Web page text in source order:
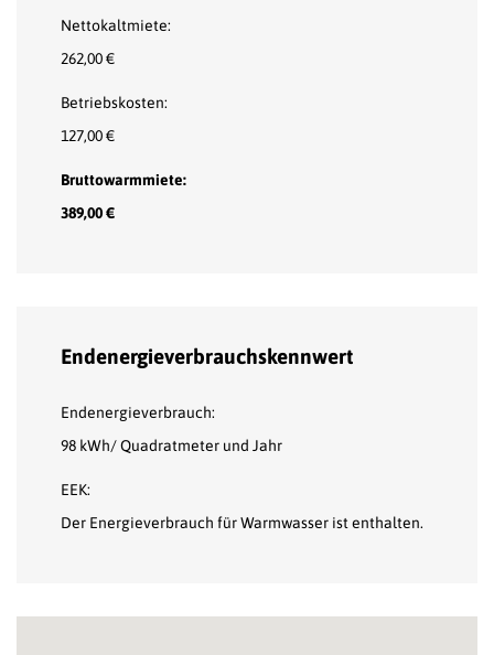
Nettokaltmiete:
262,00 €
Betriebskosten:
127,00 €
Bruttowarmmiete:
389,00 €
Endenergieverbrauchskennwert
Endenergieverbrauch:
98 kWh/ Quadratmeter und Jahr
EEK:
Der Energieverbrauch für Warmwasser ist enthalten.